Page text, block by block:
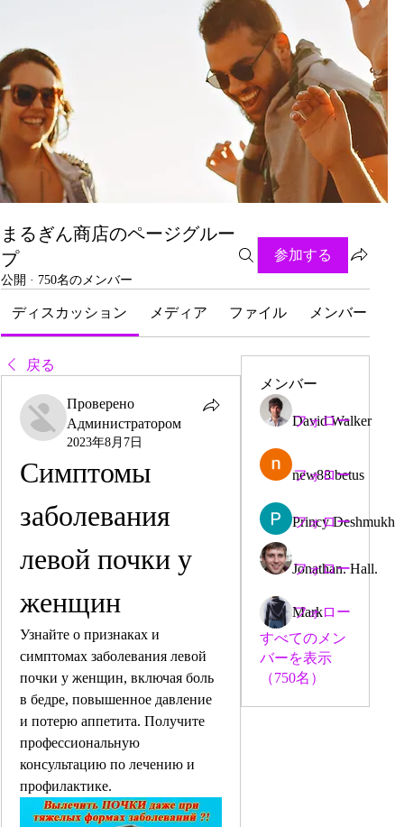
まるぎん商店のページグルー
プ
公開 · 750名のメンバー
参加する
ディスカッション メディア ファイル メンバー
戻る
Проверено
Администратором
2023年8月7日
Симптомы
заболевания
левой почки у
женщин
Узнайте о признаках и
симптомах заболевания левой
почки у женщин, включая боль
в бедре, повышенное давление
и потерю аппетита. Получите
профессиональную
консультацию по лечению и
профилактике.
メンバー
David Walker
フォロー
new88 betus
フォロー
Princy Deshmukh
フォロー
Jonathan. Hall.
フォロー
Mark
フォロー
すべてのメン
バーを表示
（750名）